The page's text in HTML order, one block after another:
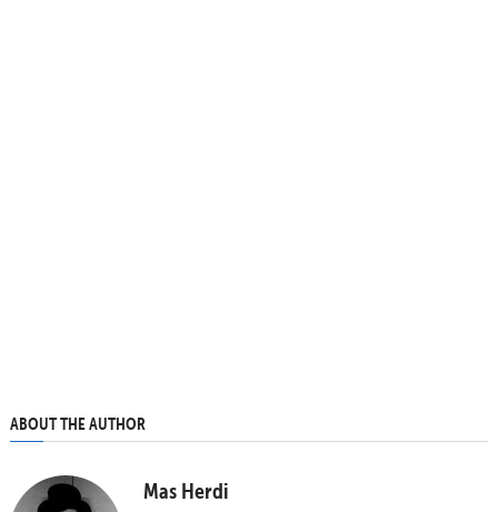
ABOUT THE AUTHOR
Mas Herdi